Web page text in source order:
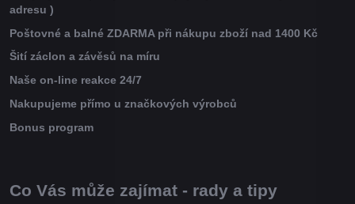
adresu )
Poštovné a balné ZDARMA při nákupu zboží nad 1400 Kč
Šití záclon a závěsů na míru
Naše on-line reakce 24/7
Nakupujeme přímo u značkových výrobců
Bonus program
Co Vás může zajímat - rady a tipy